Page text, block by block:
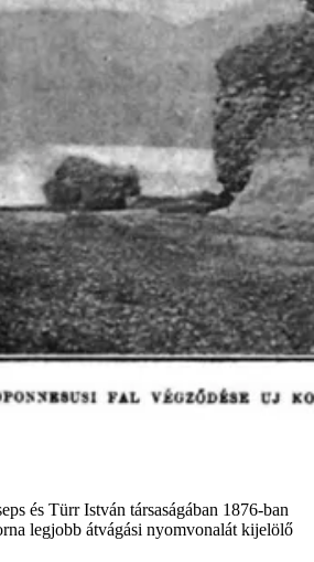
és Türr István társaságában 1876-ban
legjobb átvágási nyomvonalát kijelölő